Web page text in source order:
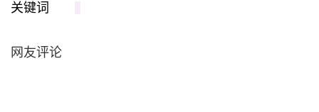
关键词
网友评论